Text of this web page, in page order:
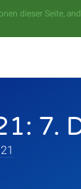
dieser Seite,
7.